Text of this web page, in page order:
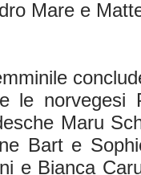
Mare e
le norvegesi
Maru
Bart e
e Bianca